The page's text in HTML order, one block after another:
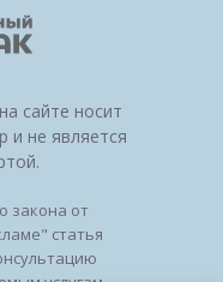
сайте носит
и не является
закона от
статья